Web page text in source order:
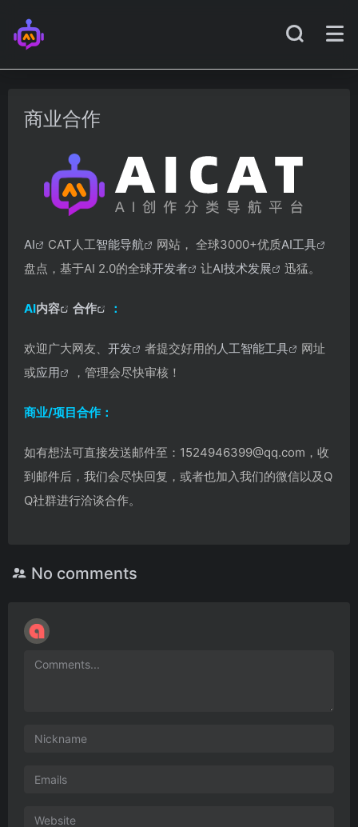
商业合作
AI CAT人工智能导航 网站， 全球3000+优质AI工具
盘点，基于AI 2.0的全球开发者 让AI技术发展 迅猛。
AI内容 合作 ：
欢迎广大网友、 开发 者提交好用的人工智能工具
网址
或应用 ，管理会尽快审核！
商业/项目合作：
如有想法可直接发送邮件至：1524946399@qq.com，收
到邮件后，我们会尽快回复，或者也加入我们的微信以及Q
Q社群进行洽谈合作。
No comments